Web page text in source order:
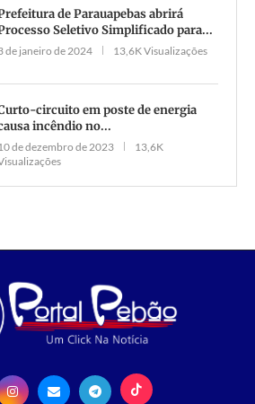
de Parauapebas abrirá
Seletivo Simplificado para...
de janeiro de 2024 13,6K Visualizações
circuito em poste de energia
incêndio no...
de dezembro de 2023
13,6K